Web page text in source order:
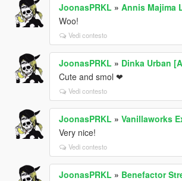
JoonasPRKL » Annis Majima
Woo!
Vedi contesto
JoonasPRKL » Dinka Urban
Cute and smol ❤
Vedi contesto
JoonasPRKL » Vanillaworks
Very nice!
Vedi contesto
JoonasPRKL » Benefactor